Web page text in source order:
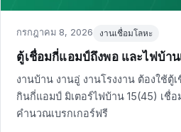
Posted
กรกฎาคม 8, 2026 งานเชื่อมโลหะ
ตู้เชื่อมกี่แอมป์ถึงพอ และไฟบ้าน
งานบ้าน งานอู่ งานโรงงาน ต้องใช้ตู้
กินกี่แอมป์ มิเตอร์ไฟบ้าน 15(45) เชื่
คำนวณเบรกเกอร์ฟรี